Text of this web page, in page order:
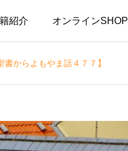
紹介 オンラインSHOP
からよもやま話４７７】